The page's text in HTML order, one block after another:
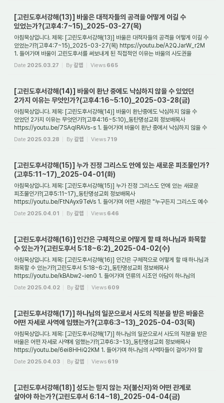
[고린도후서강해(13)] 바울은 대적자들의 공격을 어떻게 이길 수
있었는가?(고후4:7~15)_2025-03-27(목)
아침묵상입니다. 제목: [고린도후서강해(13)] 바울은 대적자들의 공격을 어떻게 이길 수
있었는가?(고후4:7~15)_2025-03-27(목) https://youtu.be/A2QJarW_r2M
1. 들어가며 바울이 고린도후서를 써보내게 된 직접적인 이유는 바울의 사도권을
부정하는 고린도...
Date 2025.03.27 By갈렙 Views 665
[고린도후서강해(14)] 바울이 환난 중에도 낙심하지 않을 수 있었던
2가지 이유는 무엇인가?(고후4:16~5:10)_2025-03-28(금)
아침묵상입니다. 제목: [고린도후서강해(14)] 바울이 환난중에도 낙심하지 않을 수
있었던 2가지 이유는 무엇인가?(고후4:16~5:10)_동탄명성교회 정보배목사
https://youtu.be/7SAqIRAVs-s 1. 들어가며 바울이 환난 중에서 낙심하지 않을 수
있었던 것은 무엇 ...
Date 2025.03.28 By갈렙 Views 719
[고린도후서강해(15)] 누가 진정 그리스도 안에 있는 새로운 피조물인가?
(고후5:11~17)_2025-04-01(화)
아침묵상입니다. 제목: [고린도후서강해(15)] 누가 진정 그리스도 안에 있는 새로운
피조물인가?(고후5:11~17)_동탄명성교회 정보배목사
https://youtu.be/FtNAyx9TeVs 1. 들어가며 어떤 사람은 "누구든지 그리스도 예수
안에 있으면 새로운 피조물이라. 이전 ...
Date 2025.04.01 By갈렙 Views 646
[고린도후서강해(16)] 인간은 구체적으로 어떻게 할 때 하나님과 화목할
수 있는가?(고린도후서 5:18~6:2)_2025-04-02(수)
아침묵상입니다. 제목: [고린도후서강해(16)] 인간은 구체적으로 어떻게 할 때 하나님과
화목할 수 있는가?(고린도후서 5:18~6:2)_동탄명성교회 정보배목사
https://youtu.be/kBAbw2-ien0 1. 들어가며 인류의 시조인 아담이 하나님의
말씀에 불순종함으로 인하...
Date 2025.04.02 By갈렙 Views 609
[고린도후서강해(17)] 하나님의 일꾼으로서 사도의 직분을 받은 바울은
어떤 자세로 사역에 임했는가?(고후6:3~13)_2025-04-03(목)
아침묵상입니다. 제목: [고린도후서강해(17)] 하나님의 일꾼으로서 사도의 직분을 받은
바울은 어떤 자세로 사역에 임했는가?(고후6:3~13)_동탄명성교회 정보배목사
https://youtu.be/6ei8HHiQ2KM 1. 들어가며 하나님의 사역자들이 걸어가야 할
길은 어떤 것인...
Date 2025.04.03 By갈렙 Views 619
[고린도후서강해(18)] 성도는 믿지 않는 자(불신자)와 어떤 관계로
살아야 하는가?(고린도후서 6:14~18)_2025-04-04(금)